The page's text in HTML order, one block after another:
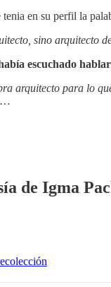
en su perfil la
sino arquitecto
escuchado
arquitecto para lo
…
de Igma